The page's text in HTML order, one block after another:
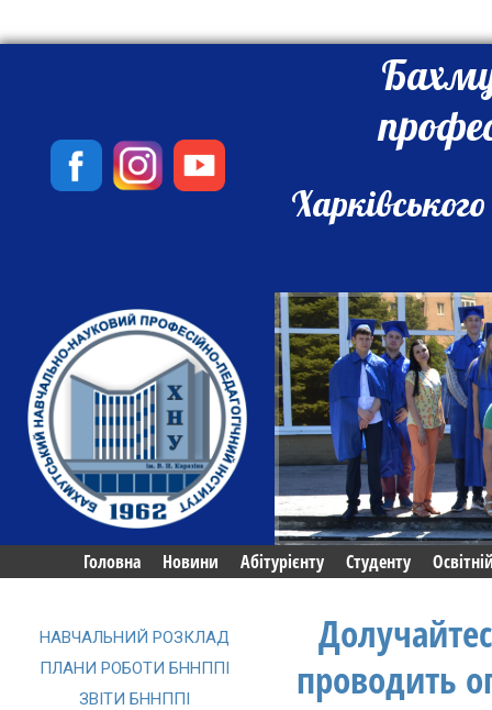
Головна Новини Абітурієнту Студенту
проводить
НАВЧАЛЬНИЙ РОЗКЛАД
ПЛАНИ РОБОТИ БННППІ
ЗВІТИ БННППІ